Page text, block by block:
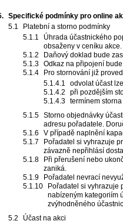
Specifické podmínky pro online
Platební a storno podmínky
Úhrada účastnického
obsaženy v ceníku akce.
Daňový doklad bude
Odkaz na připojení
Pro stornování již
odvolat účast
při pozdějším
termínem
Storno objednávky
adresu pořadatele.
V případě naplnění
Pořadatel si vyhrazuje
závazně nepřihlásí
Při přerušení nebo
zaniká.
Pořadatel nevrací
Pořadatel si vyhrazuje
nabízeným kategoriím
zvýhodněného
Účast na akci